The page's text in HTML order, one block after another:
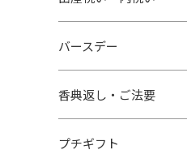
バースデー
香典返し・ご法要
プチギフト